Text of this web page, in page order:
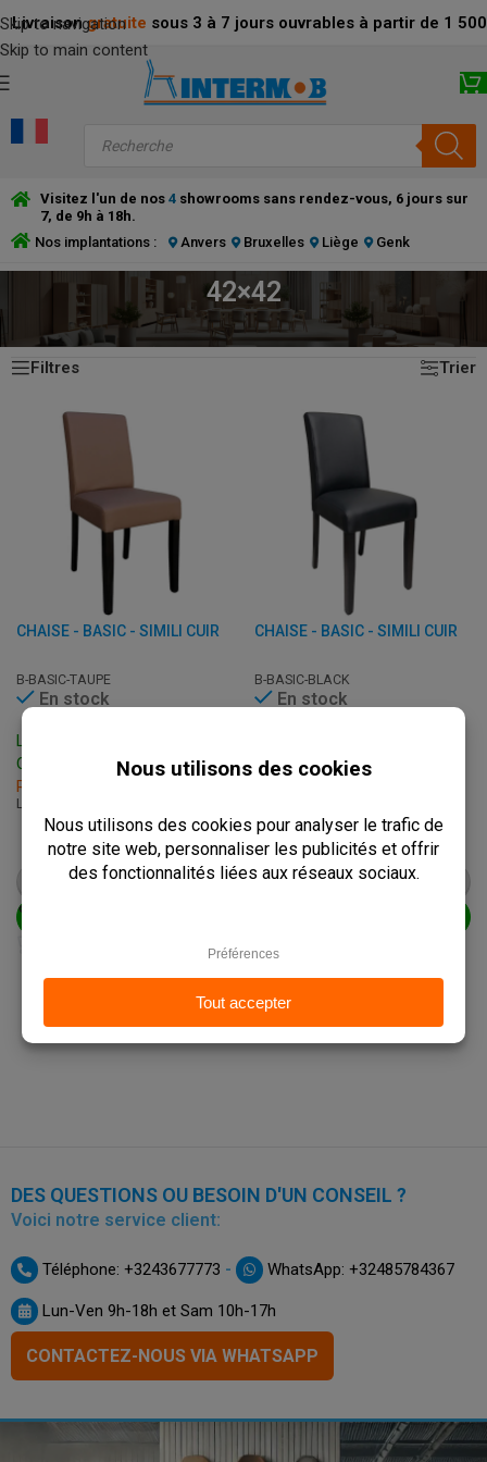
Skip to navigation
Skip to main content
Livraison gratuite sous 3 à 7 jours ouvrables à partir de 1
Visitez l'un de nos 4 showrooms sans rendez-vous, 6 jours sur
7, de 9h à 18h.
Nos implantations :
Anvers Bruxelles Liège Genk
42×42
ACCUEIL/PRODUCT ASSISE (CM) / 42×42
2 résultats affichés
Filtres
Trier
CHAISE - BASIC - SIMILI CUIR
B-BASIC-TAUPE
En stock
Livraison: 3 - 7 Jours
Ouvrables
Retrait sous 2h
L: 43 x P: 57 x H: 92 cm
à.p.d. €62,50€49,95
VOIR LE PRODUIT
CHAISE - BASIC - SIMILI CUIR
B-BASIC-BLACK
En stock
Ouvrables
à.p.d.€62,50€49,95
VOIR LE PRODUIT
DES QUESTIONS OU BESOIN D'UN CONSEIL ?
Voici notre service client:
Téléphone: +3243677773 - WhatsApp: +32485784367
Lun-Ven 9h-18h et Sam 10h-17h
CONTACTEZ-NOUS VIA WHATSAPP